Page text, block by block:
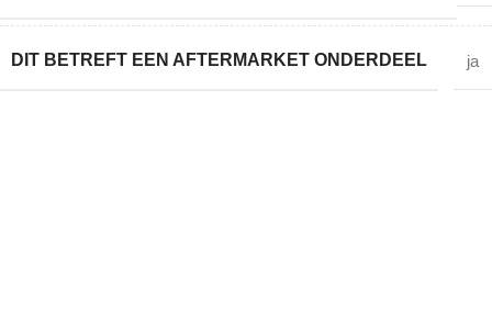
DIT BETREFT EEN AFTERMARKET ONDERDEEL ja